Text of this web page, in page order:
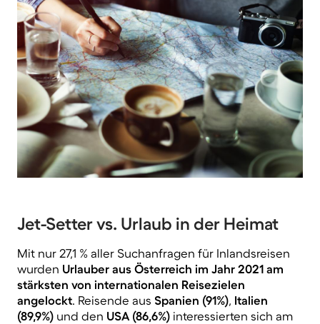
Jet-Setter vs. Urlaub in der Heimat
Mit nur 27,1 % aller Suchanfragen für Inlandsreisen
wurden Urlauber aus Österreich im Jahr 2021 am
stärksten von internationalen Reisezielen
angelockt. Reisende aus Spanien (91%), Italien
(89,9%) und den USA (86,6%) interessierten sich am